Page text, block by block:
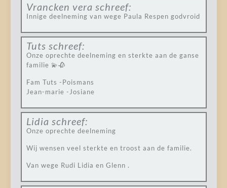
Vrancken vera schreef:
Innige deelneming van wege Paula Respen godvroid
Tuts schreef:
Onze oprechte deelneming en sterkte aan de ganse
familie 💫🥀
Fam Tuts -Poismans
Jean-marie -Josiane
Lidia schreef:
Onze oprechte deelneming
Wij wensen veel sterkte en troost aan de familie.
Van wege Rudi Lidia en Glenn .